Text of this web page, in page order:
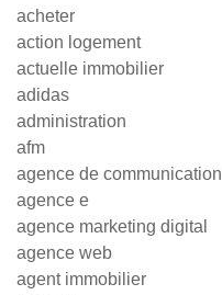
acheter
action logement
actuelle immobilier
adidas
administration
afm
agence de communication
agence e
agence marketing digital
agence web
agent immobilier